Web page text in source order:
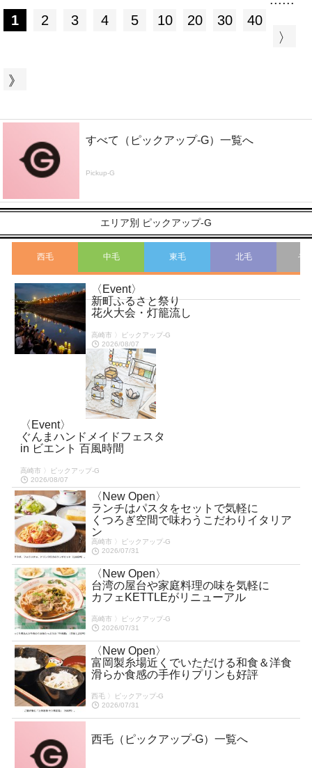
1 2 3 4 5
10
20 30 40
〉
》
すべて（ピックアップ-G）一覧へ
Pickup-G
エリア別 ピックアップ-G
西毛 中毛 東毛 北毛 そ
〈Event〉
新町ふるさと祭り
花火大会・灯籠流し
高崎市 〉ピックアップ-G
2026/08/07
〈Event〉
ぐんまハンドメイドフェスタ
in ビエント 百風時間
高崎市 〉ピックアップ-G
2026/08/07
〈New Open〉
ランチはパスタをセットで気軽に
くつろぎ空間で味わうこだわりイタリア
ン
高崎市 〉ピックアップ-G
2026/07/31
〈New Open〉
台湾の屋台や家庭料理の味を気軽に
カフェKETTLEがリニューアル
高崎市 〉ピックアップ-G
2026/07/31
〈New Open〉
富岡製糸場近くでいただける和食＆洋食
滑らか食感の手作りプリンも好評
西毛 〉ピックアップ-G
2026/07/31
西毛（ピックアップ-G）一覧へ